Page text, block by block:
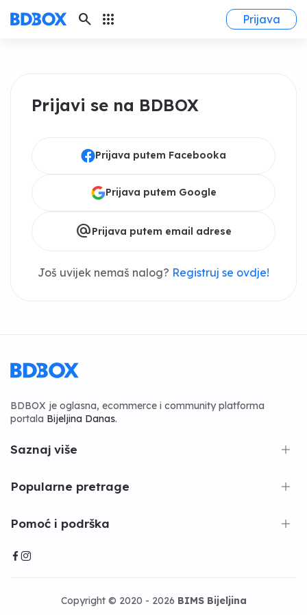
search apps Prijava
Prijavi se na BDBOX
Prijava putem Facebooka
Prijava putem Google
alternate_emailPrijava putem email adrese
Još uvijek nemaš nalog? Registruj se ovdje!
BDBOX je oglasna, ecommerce i community platforma
portala Bijeljina Danas.
Saznaj više
Popularne pretrage
Pomoć i podrška
Copyright © 2020 - 2026 BIMS Bijeljina